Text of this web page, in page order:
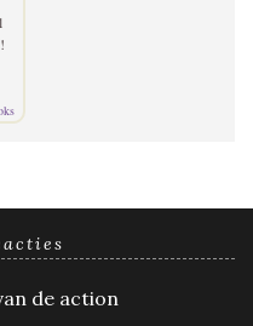
de action